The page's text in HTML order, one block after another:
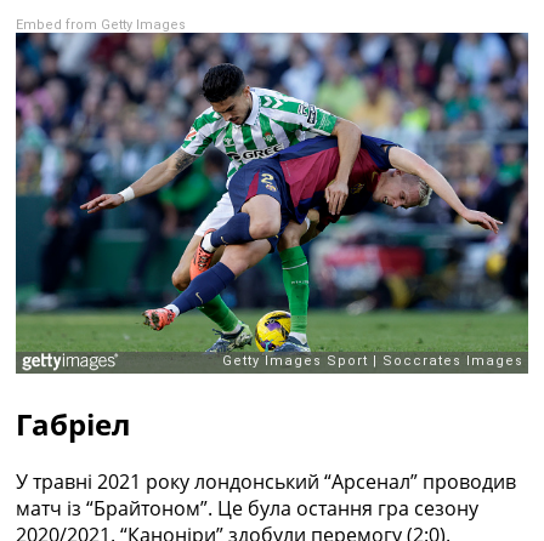
Embed from Getty Images
Габріел
У травні 2021 року лондонський “Арсенал” проводив
матч із “Брайтоном”. Це була остання гра сезону
2020/2021. “Каноніри” здобули перемогу (2:0).